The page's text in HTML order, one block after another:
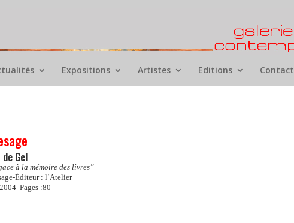
Expositions Artistes Editions Contact
Gel
à la mémoire des livres”
Éditeur : l’Atelier
Pages :80